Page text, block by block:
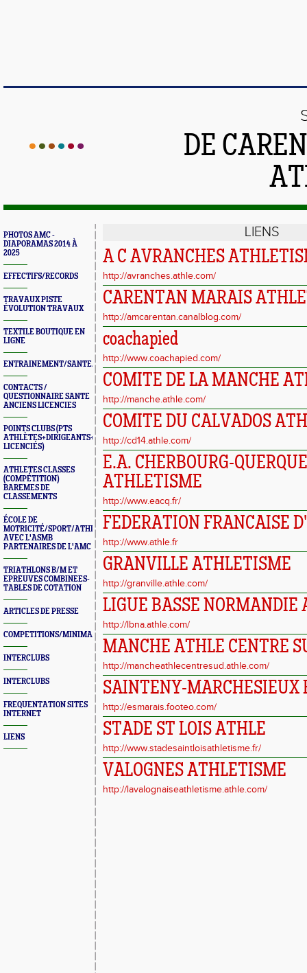
DE
PHOTOS AMC -
DIAPORAMAS 2014 À
2025
EFFECTIFS/RECORDS
TRAVAUX PISTE
ÉVOLUTION TRAVAUX
TEXTILE BOUTIQUE EN
LIGNE
ENTRAINEMENT/SANTE/JURYS/FORMATIONS
CONTACTS /
QUESTIONNAIRE SANTE
ANCIENS LICENCIES
POINTS CLUBS (PTS
ATHLÈTES+DIRIGEANTS+BONUS
LICENCIÉS)
ATHLETES CLASSES
(COMPÉTITION)
BAREMES DE
CLASSEMENTS
ÉCOLE DE
MOTRICITÉ/SPORT/ATHLÉ
AVEC L'ASMB
PARTENAIRES DE L'AMC
TRIATHLONS B/M ET
EPREUVES COMBINEES-
TABLES DE COTATION
ARTICLES DE PRESSE
COMPETITIONS/MINIMAS/MEETINGS/ENGAGES
INTERCLUBS
INTERCLUBS
FREQUENTATION SITES
INTERNET
LIENS
LIENS
A C AVRANCHES
http://avranches.athle.com/
CARENTAN MARAIS
http://amcarentan.canalblog.com/
coachapied
http://www.coachapied.com/
COMITE DE LA MANCHE
http://manche.athle.com/
COMITE DU CALVADOS
http://cd14.athle.com/
E.A. CHERBOURG-
ATHLETISME
http://www.eacq.fr/
FEDERATION FRANCAISE
http://www.athle.fr
GRANVILLE ATHLETISME
http://granville.athle.com/
LIGUE BASSE NORMANDIE
http://lbna.athle.com/
MANCHE ATHLE CENTRE
http://mancheathlecentresud.athle.com/
SAINTENY-MARCHESIEUX
http://esmarais.footeo.com/
STADE ST LOIS ATHLE
http://www.stadesaintloisathletisme.fr/
VALOGNES ATHLETISME
http://lavalognaiseathletisme.athle.com/